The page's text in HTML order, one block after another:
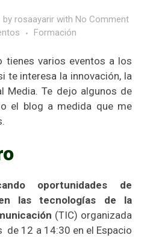
by rosaayarir with No Comment
Formación
tienes varios eventos a los
te interesa la innovación, la
Media. Te dejo algunos de
el blog a medida que me
oportunidades de
las tecnologías de la
(TIC) organizada
de 12 a 14:30 en el Espacio